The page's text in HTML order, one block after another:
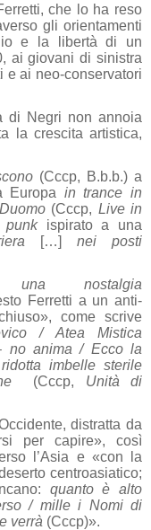
che lo ha reso
gli orientamenti
e la libertà di un
ai giovani di sinistra
e ai neo-conservatori
di Negri non annoia
la crescita artistica,
(Cccp, B.b.b.) a
in trance in
(Cccp, Live in
punkispirato a una
[…]nei posti
una nostalgia
Ferretti a un anti-
come scrive
/ Atea Mistica
no anima / Ecco la
imbelle sterile
(Cccp, Unità di
distratta da
per capire», così
l’Asia e «con la
centroasiatico;
quanto è alto
/ mille i Nomi di
verrà (Cccp)».